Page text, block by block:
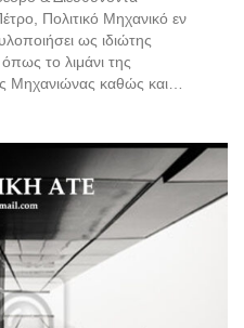
Πολιτικό Μηχανικό εν
ως ιδιώτης
το λιμάνι της
Μηχανιώνας καθώς και…